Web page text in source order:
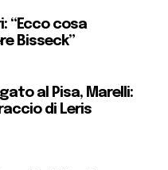
“Ecco cosa
Bisseck”
al Pisa, Marelli:
di Leris